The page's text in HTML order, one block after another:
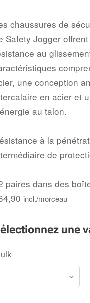
chaussures de
Safety Jogger
au
une conception
en acier et
au talon.
à la
de
paires dans des
incl./morceau
une